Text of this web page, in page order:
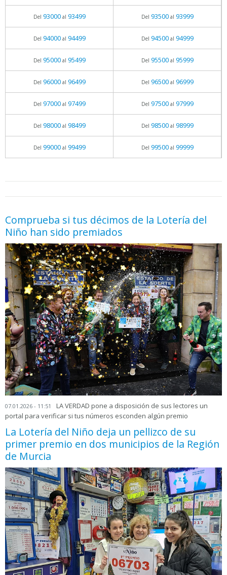
Del 93000al 93499 Del 93500al 93999
Del 94000al 94499 Del 94500al 94999
Del 95000al 95499 Del 95500al 95999
Del 96000al 96499 Del 96500al 96999
Del 97000al 97499 Del 97500al 97999
Del 98000al 98499 Del 98500al 98999
Del 99000al 99499 Del 99500al 99999
Comprueba si tus décimos de la Lotería del
Niño han sido premiados
07.01.2026 - 11:51
LA VERDAD pone a disposición de sus lectores un
portal para verificar si tus números esconden algún premio
La Lotería del Niño deja un pellizco de su
primer premio en dos municipios de la Región
de Murcia